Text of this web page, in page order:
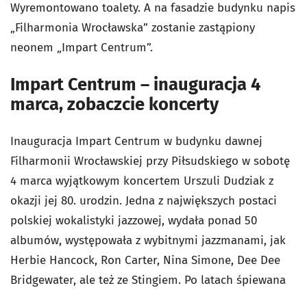
Wyremontowano toalety. A na fasadzie budynku napis
„Filharmonia Wrocławska” zostanie zastąpiony
neonem „Impart Centrum”.
Impart Centrum – inauguracja 4
marca, zobaczcie koncerty
Inauguracja Impart Centrum w budynku dawnej
Filharmonii Wrocławskiej przy Piłsudskiego w sobotę
4 marca wyjątkowym koncertem Urszuli Dudziak z
okazji jej 80. urodzin. Jedna z największych postaci
polskiej wokalistyki jazzowej, wydała ponad 50
albumów, występowała z wybitnymi jazzmanami, jak
Herbie Hancock, Ron Carter, Nina Simone, Dee Dee
Bridgewater, ale też ze Stingiem. Po latach śpiewana